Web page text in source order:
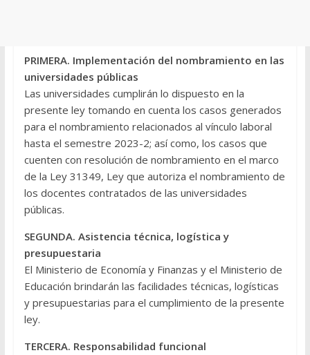
PRIMERA. Implementación del nombramiento en las
universidades públicas
Las universidades cumplirán lo dispuesto en la
presente ley tomando en cuenta los casos generados
para el nombramiento relacionados al vínculo laboral
hasta el semestre 2023-2; así como, los casos que
cuenten con resolución de nombramiento en el marco
de la Ley 31349, Ley que autoriza el nombramiento de
los docentes contratados de las universidades
públicas.
SEGUNDA. Asistencia técnica, logística y
presupuestaria
El Ministerio de Economía y Finanzas y el Ministerio de
Educación brindarán las facilidades técnicas, logísticas
y presupuestarias para el cumplimiento de la presente
ley.
TERCERA. Responsabilidad funcional